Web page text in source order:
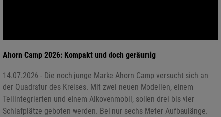
Ahorn Camp 2026: Kompakt und doch geräumig
14.07.2026 - Die noch junge Marke Ahorn Camp versucht sich an
der Quadratur des Kreises. Mit zwei neuen Modellen, einem
Teilintegrierten und einem Alkovenmobil, sollen drei bis vier
Schlafplätze geboten werden. Bei nur sechs Meter Aufbaulänge.